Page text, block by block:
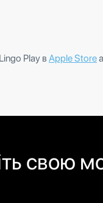
Play в Apple Store
свою